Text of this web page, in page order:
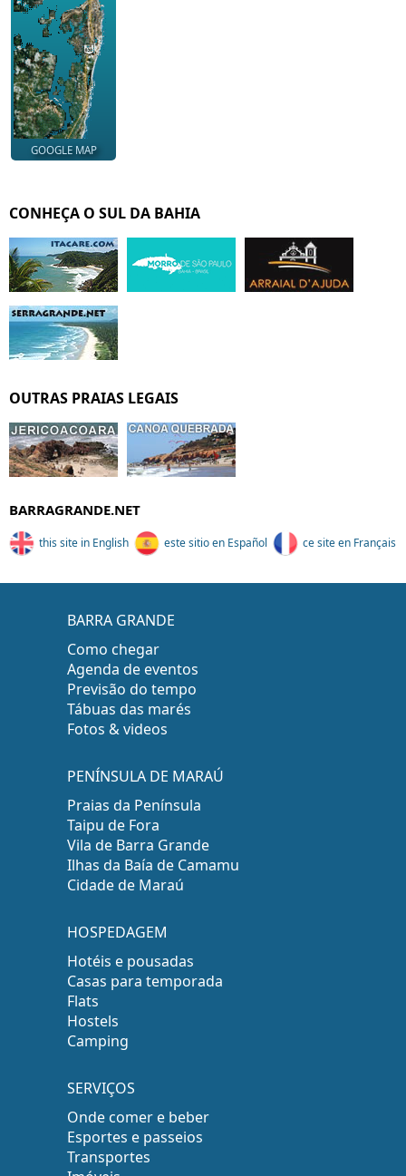
GOOGLE MAP
CONHEÇA O SUL DA BAHIA
OUTRAS PRAIAS LEGAIS
BARRAGRANDE.NET
this site in English este sitio en Español ce site en Français
BARRA GRANDE
Como chegar
Agenda de eventos
Previsão do tempo
Tábuas das marés
Fotos & videos
PENÍNSULA DE MARAÚ
Praias da Península
Taipu de Fora
Vila de Barra Grande
Ilhas da Baía de Camamu
Cidade de Maraú
HOSPEDAGEM
Hotéis e pousadas
Casas para temporada
Flats
Hostels
Camping
SERVIÇOS
Onde comer e beber
Esportes e passeios
Transportes